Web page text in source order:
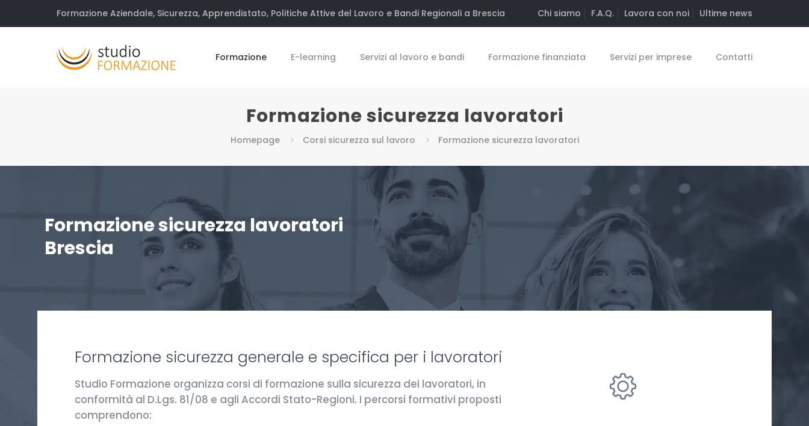
Formazione Aziendale, Sicurezza, Apprendistato, Politiche Attive del Lavoro e Bandi Regionali a Brescia Chi siamo F.A.Q. Lavora con noi Ultime news
Formazione E-learning Servizi al lavoro e bandi Formazione finanziata Servizi per imprese Contatti
Formazione sicurezza lavoratori
Homepage Corsi sicurezza sul lavoro Formazione sicurezza lavoratori
Formazione sicurezza lavoratori
Brescia
Formazione sicurezza generale e specifica per i lavoratori
Studio Formazione organizza corsi di formazione sulla sicurezza dei lavoratori, in
conformità al D.Lgs. 81/08 e agli Accordi Stato-Regioni. I percorsi formativi proposti
comprendono: